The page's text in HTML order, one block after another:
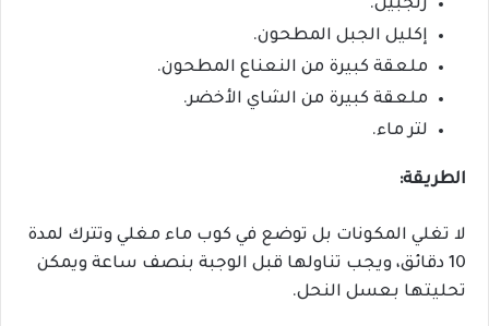
زنجبيل.
إكليل الجبل المطحون.
ملعقة كبيرة من النعناع المطحون.
ملعقة كبيرة من الشاي الأخضر.
لتر ماء.
الطريقة:
لا تغلي المكونات بل توضع في كوب ماء مغلي وتترك لمدة
10 دقائق، ويجب تناولها قبل الوجبة بنصف ساعة ويمكن
تحليتها بعسل النحل.